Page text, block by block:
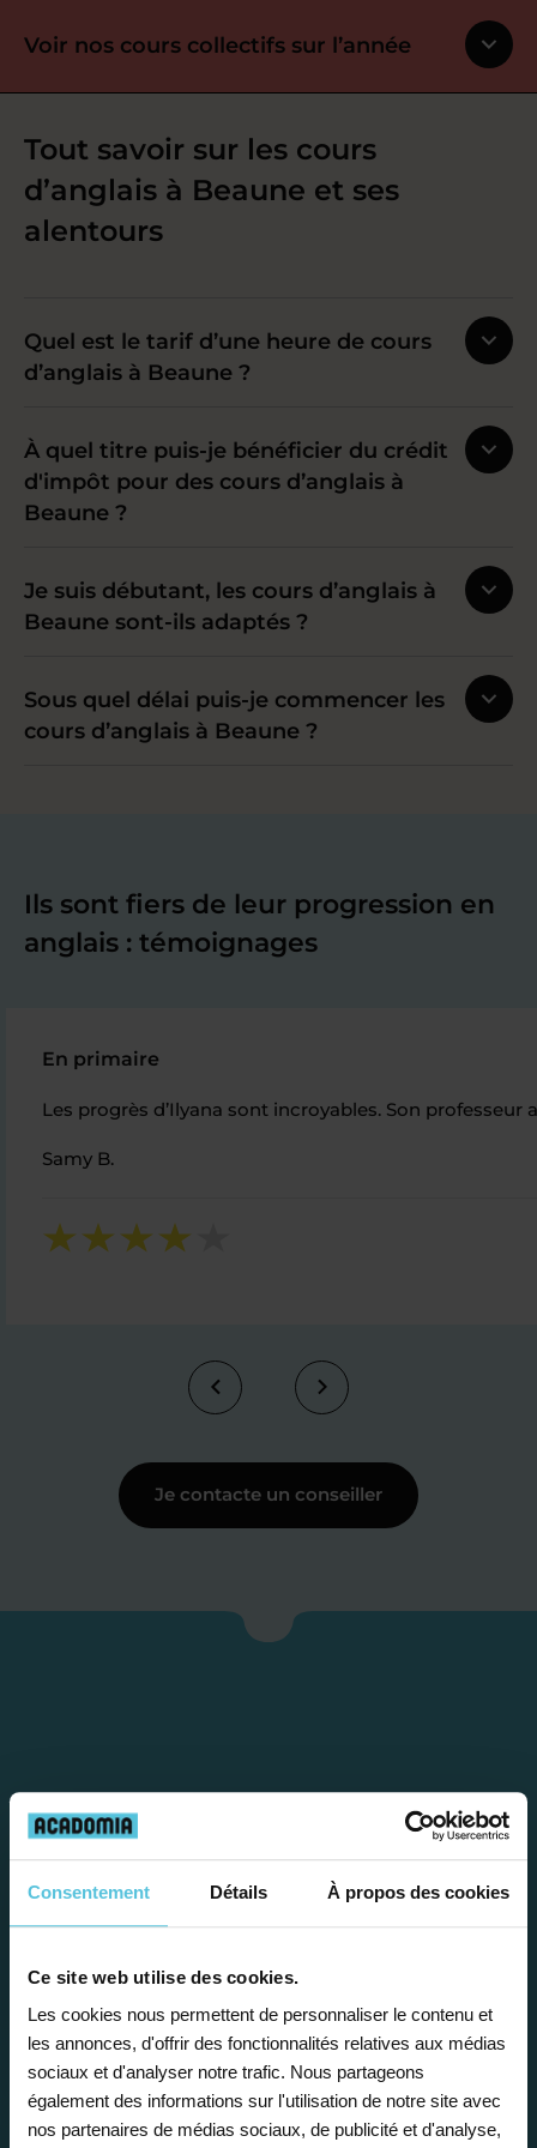
Consentement Détails À propos des cookies
Ce site web utilise des cookies.
Les cookies nous permettent de personnaliser le contenu et
les annonces, d'offrir des fonctionnalités relatives aux médias
sociaux et d'analyser notre trafic. Nous partageons
également des informations sur l'utilisation de notre site avec
nos partenaires de médias sociaux, de publicité et d'analyse,
Voir nos cours collectifs sur l’année
Tout savoir sur les cours
d’anglais à Beaune et ses
alentours
Quel est le tarif d’une heure de cours
d’anglais à Beaune ?
À quel titre puis-je bénéficier du crédit
d'impôt pour des cours d’anglais à
Beaune ?
Je suis débutant, les cours d’anglais à
Beaune sont-ils adaptés ?
Sous quel délai puis-je commencer les
cours d’anglais à Beaune ?
Ils sont fiers de leur progression en
anglais : témoignages
En primaire
Les progrès d’Ilyana sont incroyables. Son
Samy B.
Je contacte un conseiller
Je vous propose un
bilan personnalisé
Gratuite et sans engagement, une